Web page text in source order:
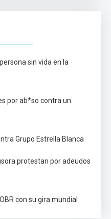
sin vida en la
por ab*so contra un
Grupo Estrella Blanca
protestan por adeudos
con su gira mundial